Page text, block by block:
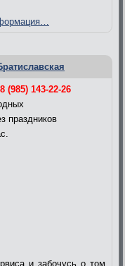
8 (985) 143-22-26
праздников
и забочусь о том,